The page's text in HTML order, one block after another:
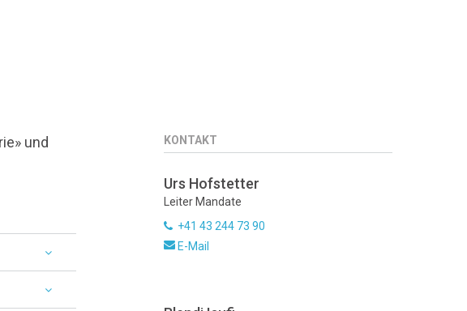
und
KONTAKT
Urs Hofstetter
Leiter Mandate
+41 43 244 73 90
E-Mail